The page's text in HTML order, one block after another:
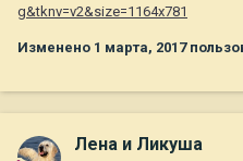
g&tknv=v2&size=1164x781
Изменено 1 марта, 2017
Лена и Ликуша